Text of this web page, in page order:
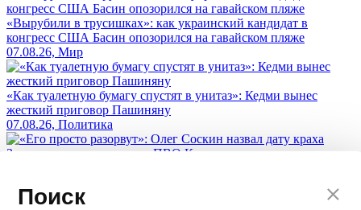
Поиск
«Вырубили в трусишках»: как украинский кандидат в
конгресс США Басин опозорился на гавайском пляже
07.08.26, Мир
«Как туалетную бумагу спустят в унитаз»: Кедми вынес
жесткий приговор Пашиняну
07.08.26, Политика
07.08.26, Украина